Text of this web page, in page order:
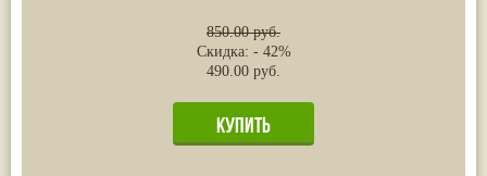
850.00 руб.
Скидка: - 42%
490.00 руб.